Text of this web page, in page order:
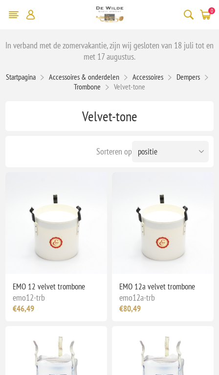
0
In verband met de zomervakantie, zijn wij gesloten van 18 juli tot en
met 17 augustus.
Startpagina Accessoires & onderdelen Accessoires
Dempers
Trombone
Velvet-tone
Velvet-tone
Sorteren op
EMO 12 velvet trombone
emo12-trb
€46,49
EMO 12a velvet trombone
emo12a-trb
€80,49